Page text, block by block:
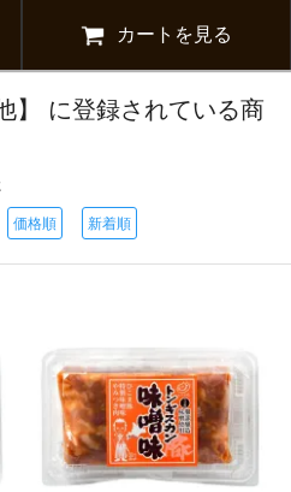
カートを見る
】 に登録されている商
価格順 新着順